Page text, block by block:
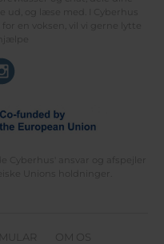
og læse med. I Cyberhus
en voksen, vil vi gerne lytte
Cyberhus' ansvar og afspejler
Unions holdninger.
OM OS